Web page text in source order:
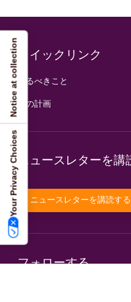
クイックリンク
やるべきこと
旅の計画
ニュースレターを講
ニュースレターを講読する
フォローする
Your Privacy Choices
Notice at collection